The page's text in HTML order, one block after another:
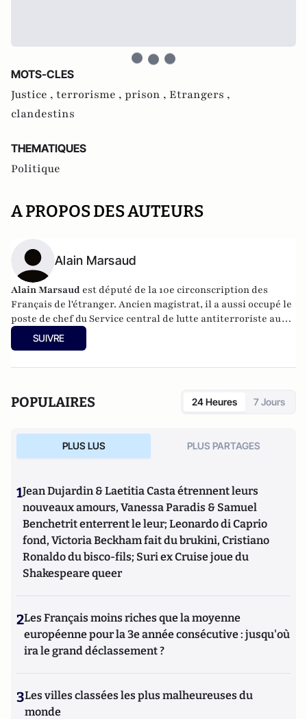
MOTS-CLES
Justice , terrorisme , prison , Etrangers ,
clandestins
THEMATIQUES
Politique
A PROPOS DES AUTEURS
Alain Marsaud
Alain Marsaud est député de la 10e circonscription des
Français de l'étranger. Ancien magistrat, il a aussi occupé le
poste de chef du Service central de lutte antiterroriste au
Parquet de Paris.
SUIVRE
POPULAIRES 24 Heures 7 Jours
PLUS LUS PLUS PARTAGES
1Jean Dujardin & Laetitia Casta étrennent leurs
nouveaux amours, Vanessa Paradis & Samuel
Benchetrit enterrent le leur; Leonardo di Caprio
fond, Victoria Beckham fait du brukini, Cristiano
Ronaldo du bisco-fils; Suri ex Cruise joue du
Shakespeare queer
2Les Français moins riches que la moyenne
européenne pour la 3e année consécutive : jusqu'où
ira le grand déclassement ?
3Les villes classées les plus malheureuses du
monde